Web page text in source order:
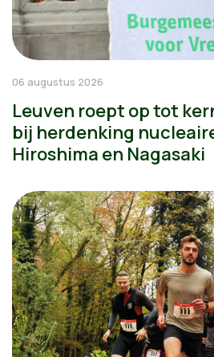
06 augustus 2026
Leuven roept op tot
bij herdenking
Hiroshima en Nagasaki